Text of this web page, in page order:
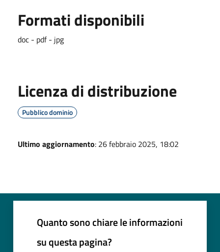
Formati disponibili
doc - pdf - jpg
Licenza di distribuzione
Pubblico dominio
Ultimo aggiornamento: 26 febbraio 2025, 18:02
Quanto sono chiare le informazioni
su questa pagina?